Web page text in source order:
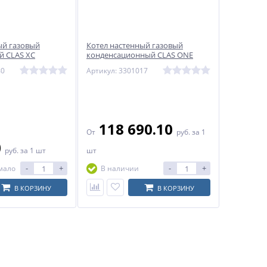
газовый
XC
с BusBridgeNet
руб. за 1 шт
- +
В КОРЗИНУ
Котел настенный газовый
конденсационный CLAS ONE
двухконтурный с BusBridgeNet
Ariston
Артикул: 3301017
От 118 690.10 руб. за 1
шт
В наличии
- +
В КОРЗИНУ